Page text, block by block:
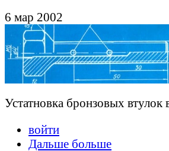
6 мар 2002
Устатновка бронзовых втулок
войти
Дальше больше